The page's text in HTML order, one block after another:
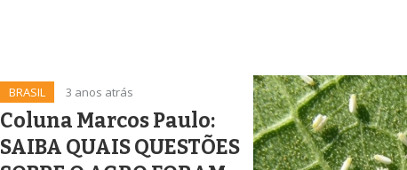
BRASIL 3 anos atrás
Coluna Marcos Paulo:
SAIBA QUAIS QUESTÕES